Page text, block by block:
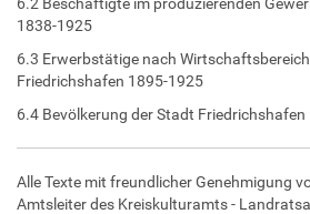
1838-1925
6.3 Erwerbstätige nach
Friedrichshafen 1895-1925
6.4 Bevölkerung der Stadt Friedrichshafen
Alle Texte mit freundlicher Genehmigung
Amtsleiter des Kreiskulturamts -